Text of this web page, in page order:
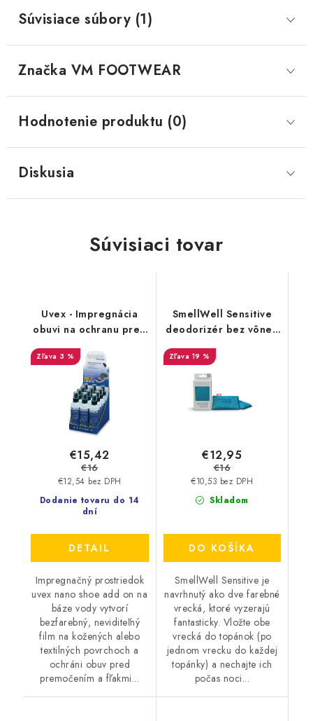
Súvisiace súbory (1)
Značka VM FOOTWEAR
Hodnotenie produktu (0)
Diskusia
Súvisiaci tovar
Uvex - Impregnácia
obuvi na ochranu pred
premočením a
škvrnami 100 ml
9698/1
3 %
Dodanie tovaru do 14
dní
€12,54 bez DPH
€15,42
€16
DETAIL
Impregnačný prostriedok
uvex nano shoe add on na
báze vody vytvorí
bezfarebný, neviditeľný
film na kožených alebo
textilných povrchoch a
ochráni obuv pred
premočením a fľakmi...
SmellWell Sensitive
deodorizér bez vône -
Blue
19 %
Skladom
€10,53 bez DPH
€12,95
€16
DO KOŠÍKA
SmellWell Sensitive je
navrhnutý ako dve farebné
vrecká, ktoré vyzerajú
fantasticky. Vložte obe
vrecká do topánok (po
jednom vrecku do každej
topánky) a nechajte ich
počas noci...